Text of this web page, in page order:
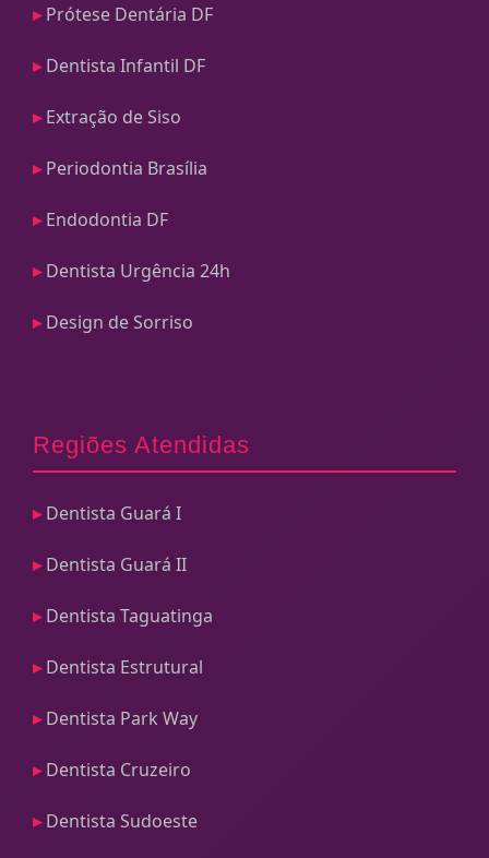
Prótese Dentária DF
Dentista Infantil DF
Extração de Siso
Periodontia Brasília
Endodontia DF
Dentista Urgência 24h
Design de Sorriso
Regiões Atendidas
Dentista Guará I
Dentista Guará II
Dentista Taguatinga
Dentista Estrutural
Dentista Park Way
Dentista Cruzeiro
Dentista Sudoeste